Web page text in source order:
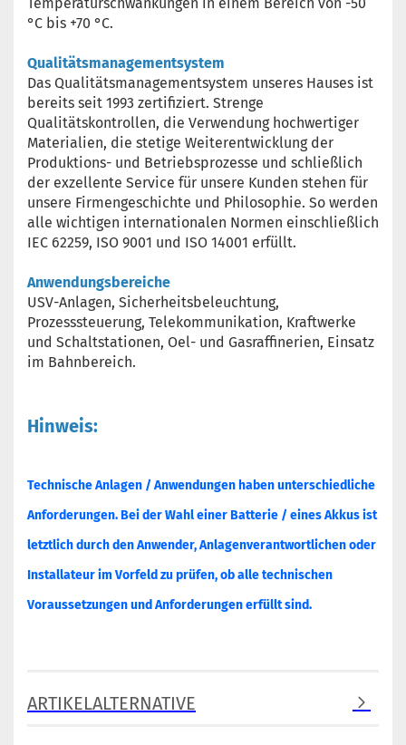
°C bis +70 °C.
Qualitätsmanagementsystem
Das Qualitätsmanagementsystem unseres Hauses ist
bereits seit 1993 zertifiziert. Strenge
Qualitätskontrollen, die Verwendung hochwertiger
Materialien, die stetige Weiterentwicklung der
Produktions- und Betriebsprozesse und schließlich
der exzellente Service für unsere Kunden stehen für
unsere Firmengeschichte und Philosophie. So werden
alle wichtigen internationalen Normen einschließlich
IEC 62259, ISO 9001 und ISO 14001 erfüllt.
Anwendungsbereiche
USV-Anlagen, Sicherheitsbeleuchtung,
Prozesssteuerung, Telekommunikation, Kraftwerke
und Schaltstationen, Oel- und Gasraffinerien, Einsatz
im Bahnbereich.
Hinweis:
Technische Anlagen / Anwendungen haben unterschiedliche
Anforderungen. Bei der Wahl einer Batterie / eines Akkus ist
letztlich durch den Anwender, Anlagenverantwortlichen oder
Installateur im Vorfeld zu prüfen, ob alle technischen
Voraussetzungen und Anforderungen erfüllt sind.
ARTIKELALTERNATIVE